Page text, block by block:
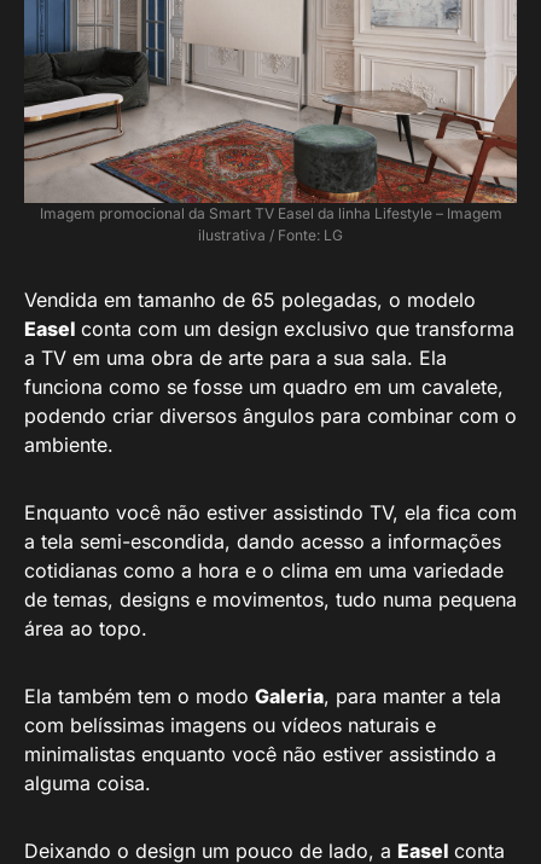
Imagem promocional da Smart TV Easel da linha Lifestyle – Imagem
ilustrativa / Fonte: LG
Vendida em tamanho de 65 polegadas, o modelo
Easel conta com um design exclusivo que transforma
a TV em uma obra de arte para a sua sala. Ela
funciona como se fosse um quadro em um cavalete,
podendo criar diversos ângulos para combinar com o
ambiente.
Enquanto você não estiver assistindo TV, ela fica com
a tela semi-escondida, dando acesso a informações
cotidianas como a hora e o clima em uma variedade
de temas, designs e movimentos, tudo numa pequena
área ao topo.
Ela também tem o modo Galeria, para manter a tela
com belíssimas imagens ou vídeos naturais e
minimalistas enquanto você não estiver assistindo a
alguma coisa.
Deixando o design um pouco de lado, a Easel conta